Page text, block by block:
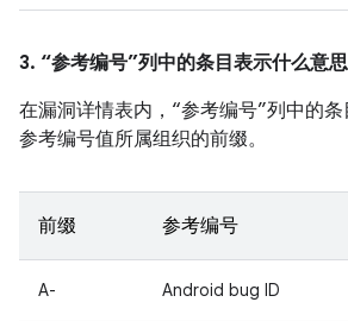
3. “参考编号”列中的条目表示什么意
在漏洞详情表内，“参考编号”列中的
参考编号值所属组织的前缀。
前缀 参考编号
A- Android bug ID